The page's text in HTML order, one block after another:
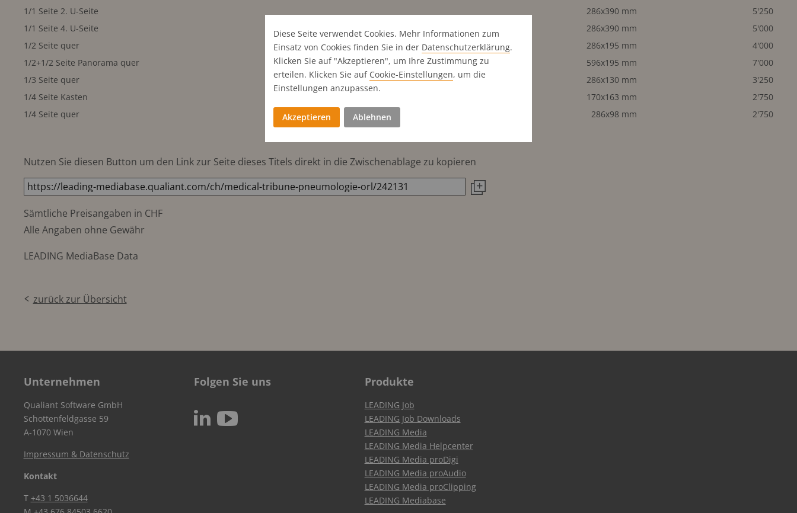
1/1 Seite 2. U-Seite
286x390 mm
5'250
1/1 Seite 4. U-Seite
286x390 mm
5'000
1/2 Seite quer
286x195 mm
4'000
1/2+1/2 Seite Panorama quer
596x195 mm
7'000
1/3 Seite quer
286x130 mm
3'250
1/4 Seite Kasten
170x163 mm
2'750
1/4 Seite quer
286x98 mm 2'750
Nutzen Sie diesen Button um den Link zur Seite dieses Titels direkt in die Zwischenablage zu kopieren
Sämtliche Preisangaben in CHF
Alle Angaben ohne Gewähr
LEADING MediaBase Data
zurück zur Übersicht
Unternehmen
Qualiant Software GmbH
Schottenfeldgasse 59
A-1070 Wien
Impressum & Datenschutz
Kontakt
T +43 1 5036644
Folgen Sie uns
N c
Produkte
LEADING Job
LEADING Job Downloads
LEADING Media
LEADING Media Helpcenter
LEADING Media proDigi
LEADING Media proAudio
LEADING Media proClipping
LEADING Mediabase
Diese Seite verwendet Cookies. Mehr Informationen zum
Einsatz von Cookies finden Sie in der Datenschutz­erklärung.
Klicken Sie auf "Akzeptieren", um Ihre Zustimmung zu
erteilen. Klicken Sie auf Cookie-Einstellungen, um die
Einstellungen anzupassen.
Akzeptieren Ablehnen